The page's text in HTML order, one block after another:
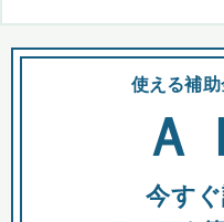
都道府県
全国の検索結果を
使える補
Ａ
今す